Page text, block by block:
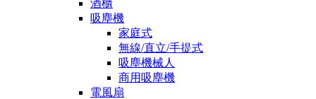
酒櫃
吸塵機
家庭式
無線/直立/手提式
吸塵機械人
商用吸塵機
電風扇